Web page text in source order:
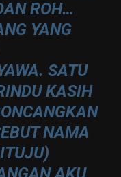
ROH…
YANG
SATU
KASIH
NAMA